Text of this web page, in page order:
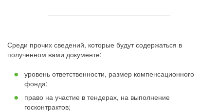
Среди прочих сведений, которые будут содержаться в
полученном вами документе:
уровень ответственности, размер компенсационного
фонда;
право на участие в тендерах, на выполнение
госконтрактов;